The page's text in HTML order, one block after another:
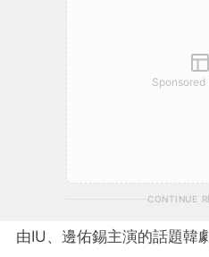
CONTINUE
由IU、邊佑錫主演的話題韓